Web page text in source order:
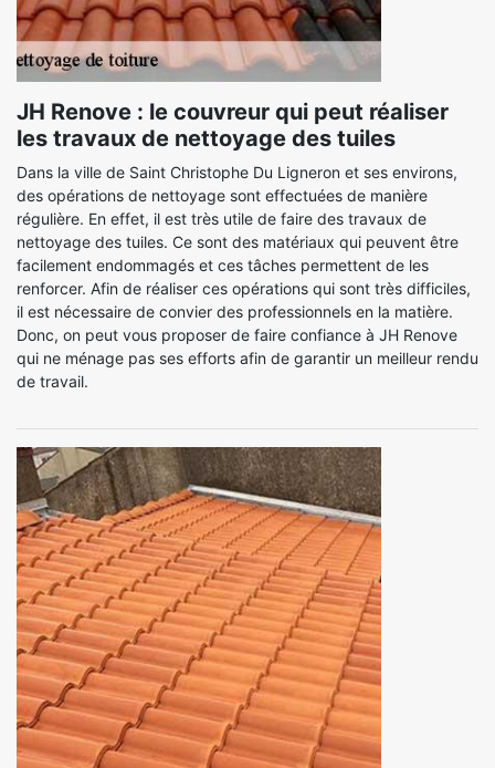
JH Renove : le couvreur qui peut réaliser
les travaux de nettoyage des tuiles
Dans la ville de Saint Christophe Du Ligneron et ses environs,
des opérations de nettoyage sont effectuées de manière
régulière. En effet, il est très utile de faire des travaux de
nettoyage des tuiles. Ce sont des matériaux qui peuvent être
facilement endommagés et ces tâches permettent de les
renforcer. Afin de réaliser ces opérations qui sont très difficiles,
il est nécessaire de convier des professionnels en la matière.
Donc, on peut vous proposer de faire confiance à JH Renove
qui ne ménage pas ses efforts afin de garantir un meilleur rendu
de travail.